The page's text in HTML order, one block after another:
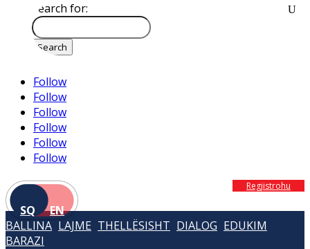
Search for:
Follow
Follow
Follow
Follow
Follow
Follow
SQ EN
Regjistrohu
BALLINA LAJME THELLËSISHT DIALOG EDUKIM
BARAZI